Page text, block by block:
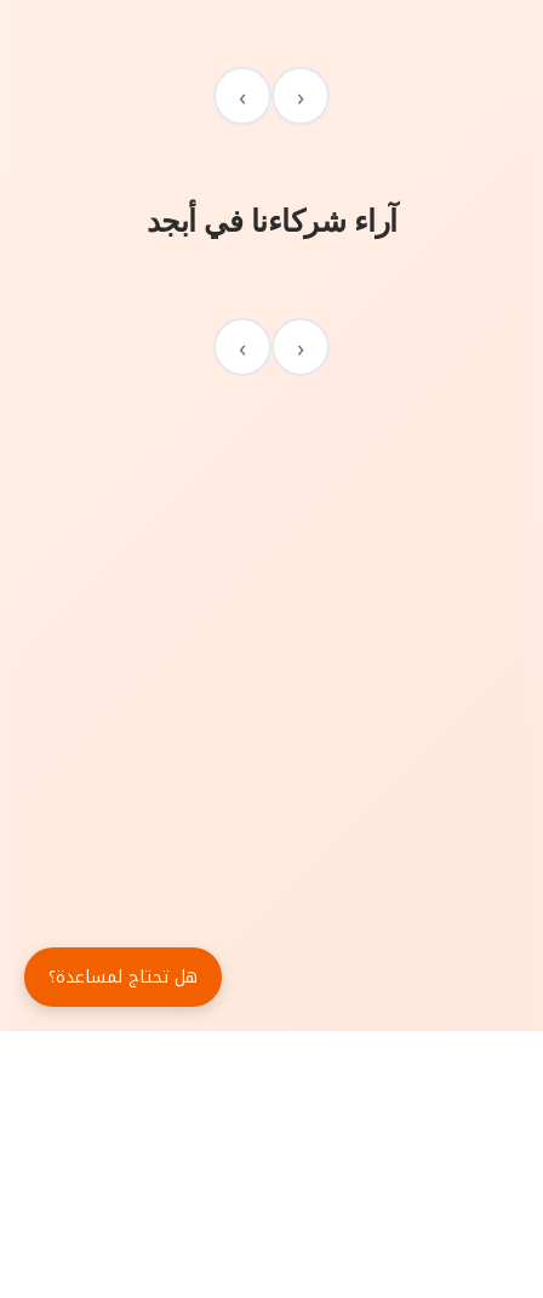
‹
›
آراء شركاءنا في أبجد
‹
›
هل تحتاج لمساعدة؟